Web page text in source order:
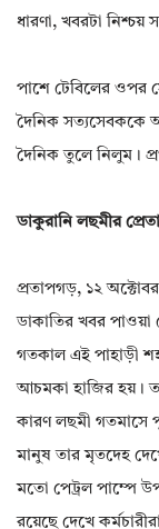
ধারণা, খবরটা নিশ্চয়
পাশে টেবিলের ওপর
দৈনিক সত্যসেবককে
দৈনিক তুলে নিলুম।
ডাকুরানি লছমীর
প্রতাপগড়, ১২
ডাকাতির খবর পাওয়া
গতকাল এই পাহাড়ী
আচমকা হাজির হয়।
কারণ লছমী গতমাসে
মানুষ তার মৃতদেহ
মতো পেট্রল পাম্পে
রয়েছে দেখে